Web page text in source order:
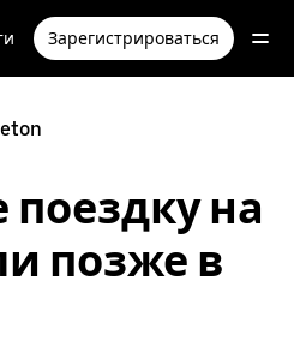
Зарегистрироваться
на
позже в